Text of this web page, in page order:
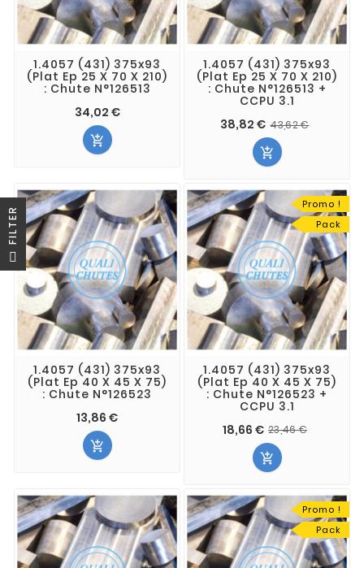
1.4057 (431) 375x93
(Plat Ep 25 X 70 X 210)
: Chute N°126513
34,02 €

1.4057 (431) 375x93
(Plat Ep 25 X 70 X 210)
: Chute N°126513 +
CCPU 3.1
38,82 € 43,62 €

1.4057 (431) 375x93
(Plat Ep 40 X 45 X 75)
: Chute N°126523
13,86 €

Promo !
Pack
1.4057 (431) 375x93
(Plat Ep 40 X 45 X 75)
: Chute N°126523 +
CCPU 3.1
18,66 € 23,46 €

Promo !
Pack
R